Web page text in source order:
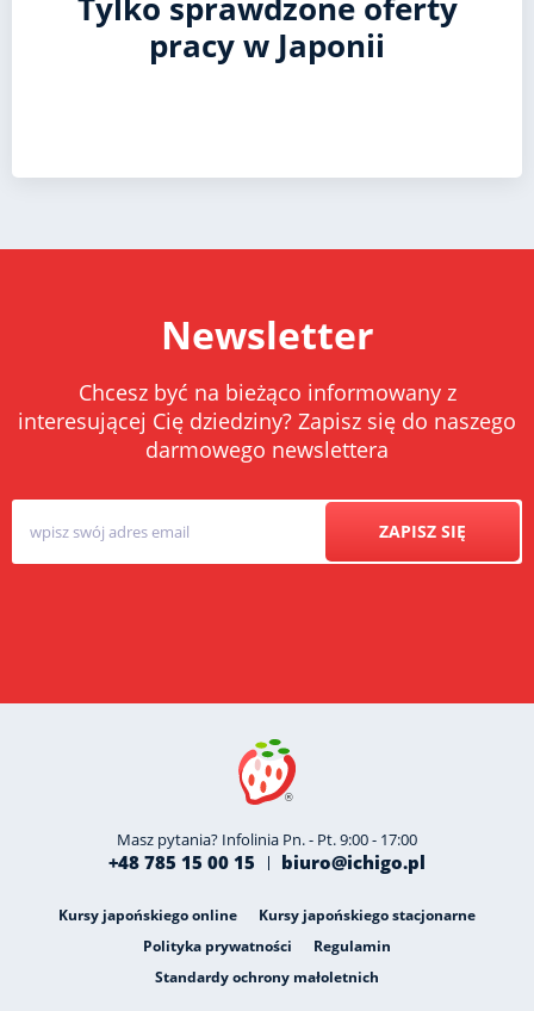
pracy w Japonii
Newsletter
Chcesz być na bieżąco informowany z
interesującej Cię dziedziny? Zapisz się do naszego
darmowego newslettera
ZAPISZ SIĘ
Masz pytania? Infolinia Pn. - Pt. 9:00 - 17:00
+48 785 15 00 15 biuro@ichigo.pl
Kursy japońskiego online
Kursy japońskiego stacjonarne
Polityka prywatności
Regulamin
Standardy ochrony małoletnich